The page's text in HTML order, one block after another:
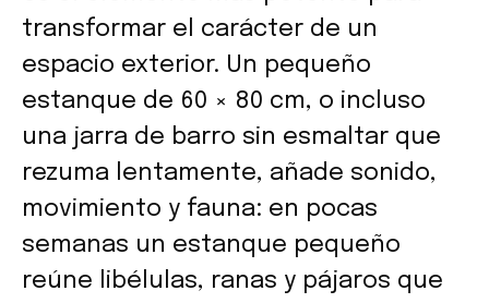
transformar el carácter de un
espacio exterior. Un pequeño
estanque de 60 × 80 cm, o incluso
una jarra de barro sin esmaltar que
rezuma lentamente, añade sonido,
movimiento y fauna: en pocas
semanas un estanque pequeño
reúne libélulas, ranas y pájaros que